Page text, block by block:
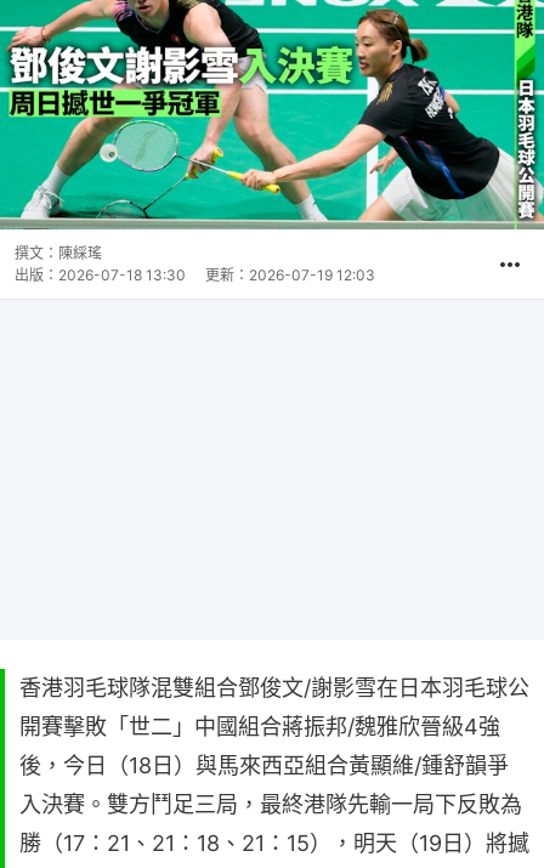
撰文： 陳綵瑤
出版： 2026-07-18 13:30 更新： 2026-07-19 12:03
香港羽毛球隊混雙組合鄧俊文/謝影雪在日本羽毛球公
開賽擊敗「世二」中國組合蔣振邦/魏雅欣晉級4強
後，今日（18日）與馬來西亞組合黃顯維/鍾舒韻爭
入決賽。雙方鬥足三局，最終港隊先輸一局下反敗為
勝（17：21、21：18、21：15），明天（19日）將撼